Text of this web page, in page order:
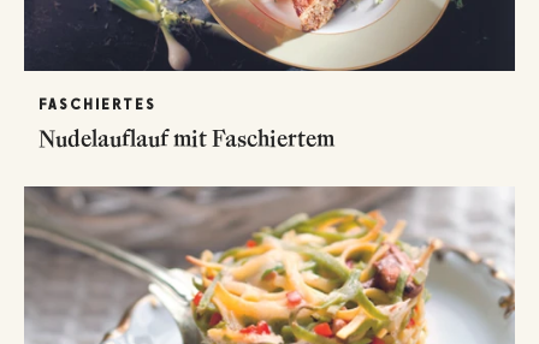
FASCHIERTES
Nudelauflauf mit Faschiertem